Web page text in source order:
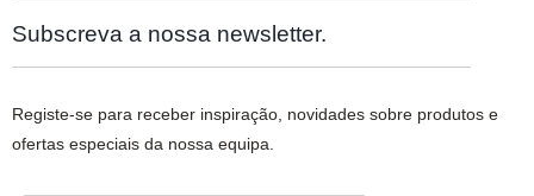
Subscreva a nossa newsletter.
Registe-se para receber inspiração, novidades sobre produtos e
ofertas especiais da nossa equipa.